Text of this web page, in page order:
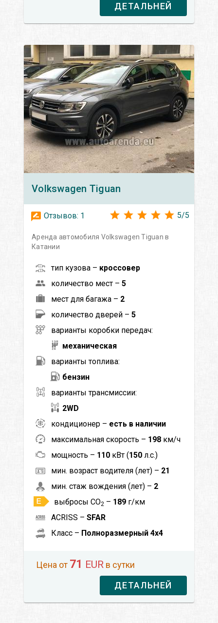
ДЕТАЛЬНЕЙ
Volkswagen Tiguan
Отзывов: 1 5/5
Аренда автомобиля Volkswagen Tiguan в
Катании
тип кузова – кроссовер
количество мест – 5
мест для багажа – 2
количество дверей – 5
варианты коробки передач:
механическая
варианты топлива:
бензин
варианты трансмиссии:
2WD
кондиционер – есть в наличии
максимальная скорость – 198 км/ч
мощность – 110 кВт (150 л.с.)
мин. возраст водителя (лет) – 21
мин. стаж вождения (лет) – 2
выбросы CO2 – 189 г/км
ACRISS – SFAR
Класс – Полноразмерный 4x4
Цена от 71 EUR в сутки
ДЕТАЛЬНЕЙ